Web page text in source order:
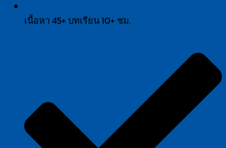
เนื้อหา 45+ บทเรียน 10+ ชม.